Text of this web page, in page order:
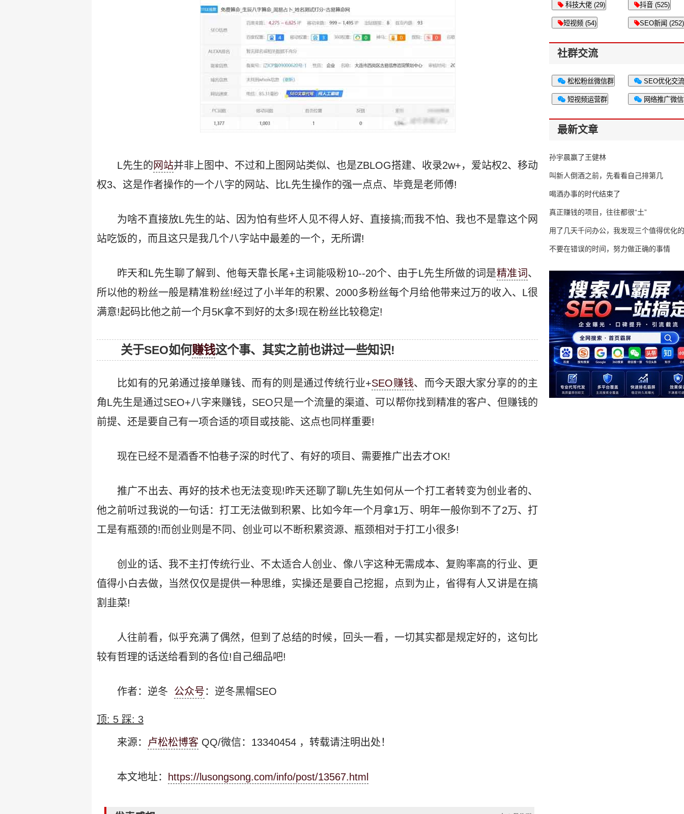
L先生的网站并非上图中、不过和上图网站类似、也是ZBLOG搭建、收录2w+，爱站权2、移动
权3、这是作者操作的一个八字的网站、比L先生操作的强一点点、毕竟是老师傅!
为啥不直接放L先生的站、因为怕有些坏人见不得人好、直接搞;而我不怕、我也不是靠这个网
站吃饭的，而且这只是我几个八字站中最差的一个，无所谓!
昨天和L先生聊了解到、他每天靠长尾+主词能吸粉10--20个、由于L先生所做的词是精准词 、
所以他的粉丝一般是精准粉丝!经过了小半年的积累、2000多粉丝每个月给他带来过万的收入、L很
满意!起码比他之前一个月5K拿不到好的太多!现在粉丝比较稳定!
关于SEO如何赚钱这个事、其实之前也讲过一些知识!
比如有的兄弟通过接单赚钱、而有的则是通过传统行业+SEO赚钱、而今天跟大家分享的的主
角L先生是通过SEO+八字来赚钱，SEO只是一个流量的渠道、可以帮你找到精准的客户、但赚钱的
前提、还是要自己有一项合适的项目或技能、这点也同样重要!
现在已经不是酒香不怕巷子深的时代了、有好的项目、需要推广出去才OK!
推广不出去、再好的技术也无法变现!昨天还聊了聊L先生如何从一个打工者转变为创业者的、
他之前听过我说的一句话：打工无法做到积累、比如今年一个月拿1万、明年一般你到不了2万、打
工是有瓶颈的!而创业则是不同、创业可以不断积累资源、瓶颈相对于打工小很多!
创业的话、我不主打传统行业、不太适合人创业、像八字这种无需成本、复购率高的行业、更
值得小白去做，当然仅仅是提供一种思维，实操还是要自己挖掘，点到为止，省得有人又讲是在搞
割韭菜!
人往前看，似乎充满了偶然，但到了总结的时候，回头一看，一切其实都是规定好的，这句比
较有哲理的话送给看到的各位!自己细品吧!
作者：逆冬 公众号：逆冬黑帽SEO
顶: 5 踩: 3
来源： 卢松松博客 QQ/微信：13340454 ，转载请注明出处！
本文地址： https://lusongsong.com/info/post/13567.html
科技大佬 (29) 抖音 (525)
短视频 (54) SEO新闻 (252)
社群交流
松松粉丝微信群 SEO优化交
短视频运营群 网络推广微
最新文章
孙宇晨赢了王健林
叫新人倒酒之前，先看看自己排第几
喝酒办事的时代结束了
真正赚钱的项目，往往都很“土”
用了几天千问办公，我发现三个值得优化
不要在错误的时间，努力做正确的事情